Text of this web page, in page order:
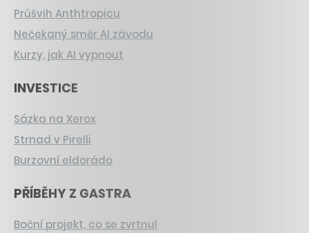
Průšvih Anthtropicu
Nečekaný směr AI závodu
Kurzy, jak AI vypnout
INVESTICE
Sázka na Xerox
Strnad v Pirelli
Burzovní eldorádo
PŘÍBĚHY Z GASTRA
Boční projekt, co se zvrtnul